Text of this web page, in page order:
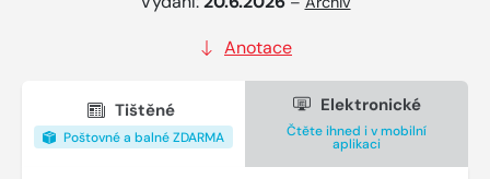
Anotace
Tištěné
Poštovné a balné ZDARMA
Elektronické
Čtěte ihned i v mobilní
aplikaci